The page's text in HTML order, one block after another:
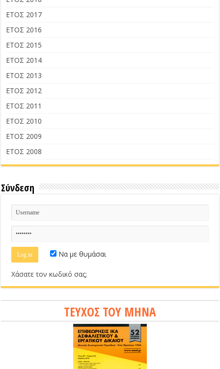
ΕΤΟΣ 2017
ΕΤΟΣ 2016
ΕΤΟΣ 2015
ΕΤΟΣ 2014
ΕΤΟΣ 2013
ΕΤΟΣ 2012
ΕΤΟΣ 2011
ΕΤΟΣ 2010
ΕΤΟΣ 2009
ΕΤΟΣ 2008
Σύνδεση
Να με θυμάσαι
Χάσατε τον κωδικό σας;
ΤΕΥΧΟΣ ΤΟΥ ΜΗΝΑ